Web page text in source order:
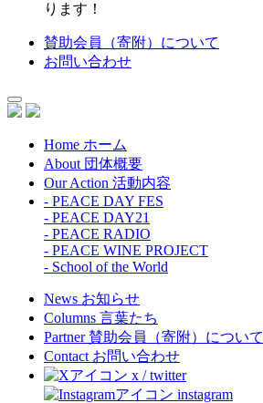
ります！
賛助会員（寄附）について
お問い合わせ
Home ホーム
About 団体概要
Our Action 活動内容
- PEACE DAY FES
- PEACE DAY21
- PEACE RADIO
- PEACE WINE PROJECT
- School of the World
News お知らせ
Columns 言葉たち
Partner 賛助会員（寄附）について
Contact お問い合わせ
x / twitter
instagram